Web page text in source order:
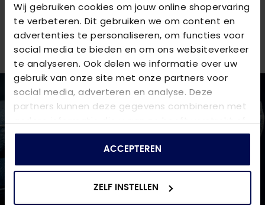
Wij gebruiken cookies om jouw online shopervaring
te verbeteren. Dit gebruiken we om content en
advertenties te personaliseren, om functies voor
social media te bieden en om ons websiteverkeer
te analyseren. Ook delen we informatie over uw
gebruik van onze site met onze partners voor
social media, adverteren en analyse. Deze
partners kunnen deze gegevens combineren met
andere informatie die u aan ze heeft verstrekt of
die ze hebben verzameld op basis van uw gebruik
ACCEPTEREN
ZELF INSTELLEN
We helpen je graag verder online of in één van onze 6
winkels. Stel je vraag aan deklantenserviceof bezoek
een van onze winkels.